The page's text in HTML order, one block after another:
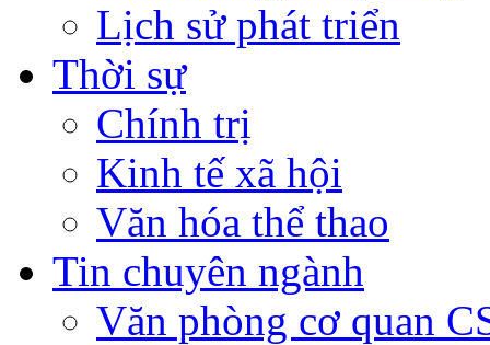
Lịch sử phát triển
Thời sự
Chính trị
Kinh tế xã hội
Văn hóa thể thao
Tin chuyên ngành
Văn phòng cơ quan